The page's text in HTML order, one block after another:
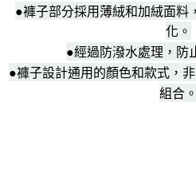
●褲子部分採用薄絨和加絨面料
化。
●經過防潑水處理，防
●褲子設計通用的顏色和款式，
組合。